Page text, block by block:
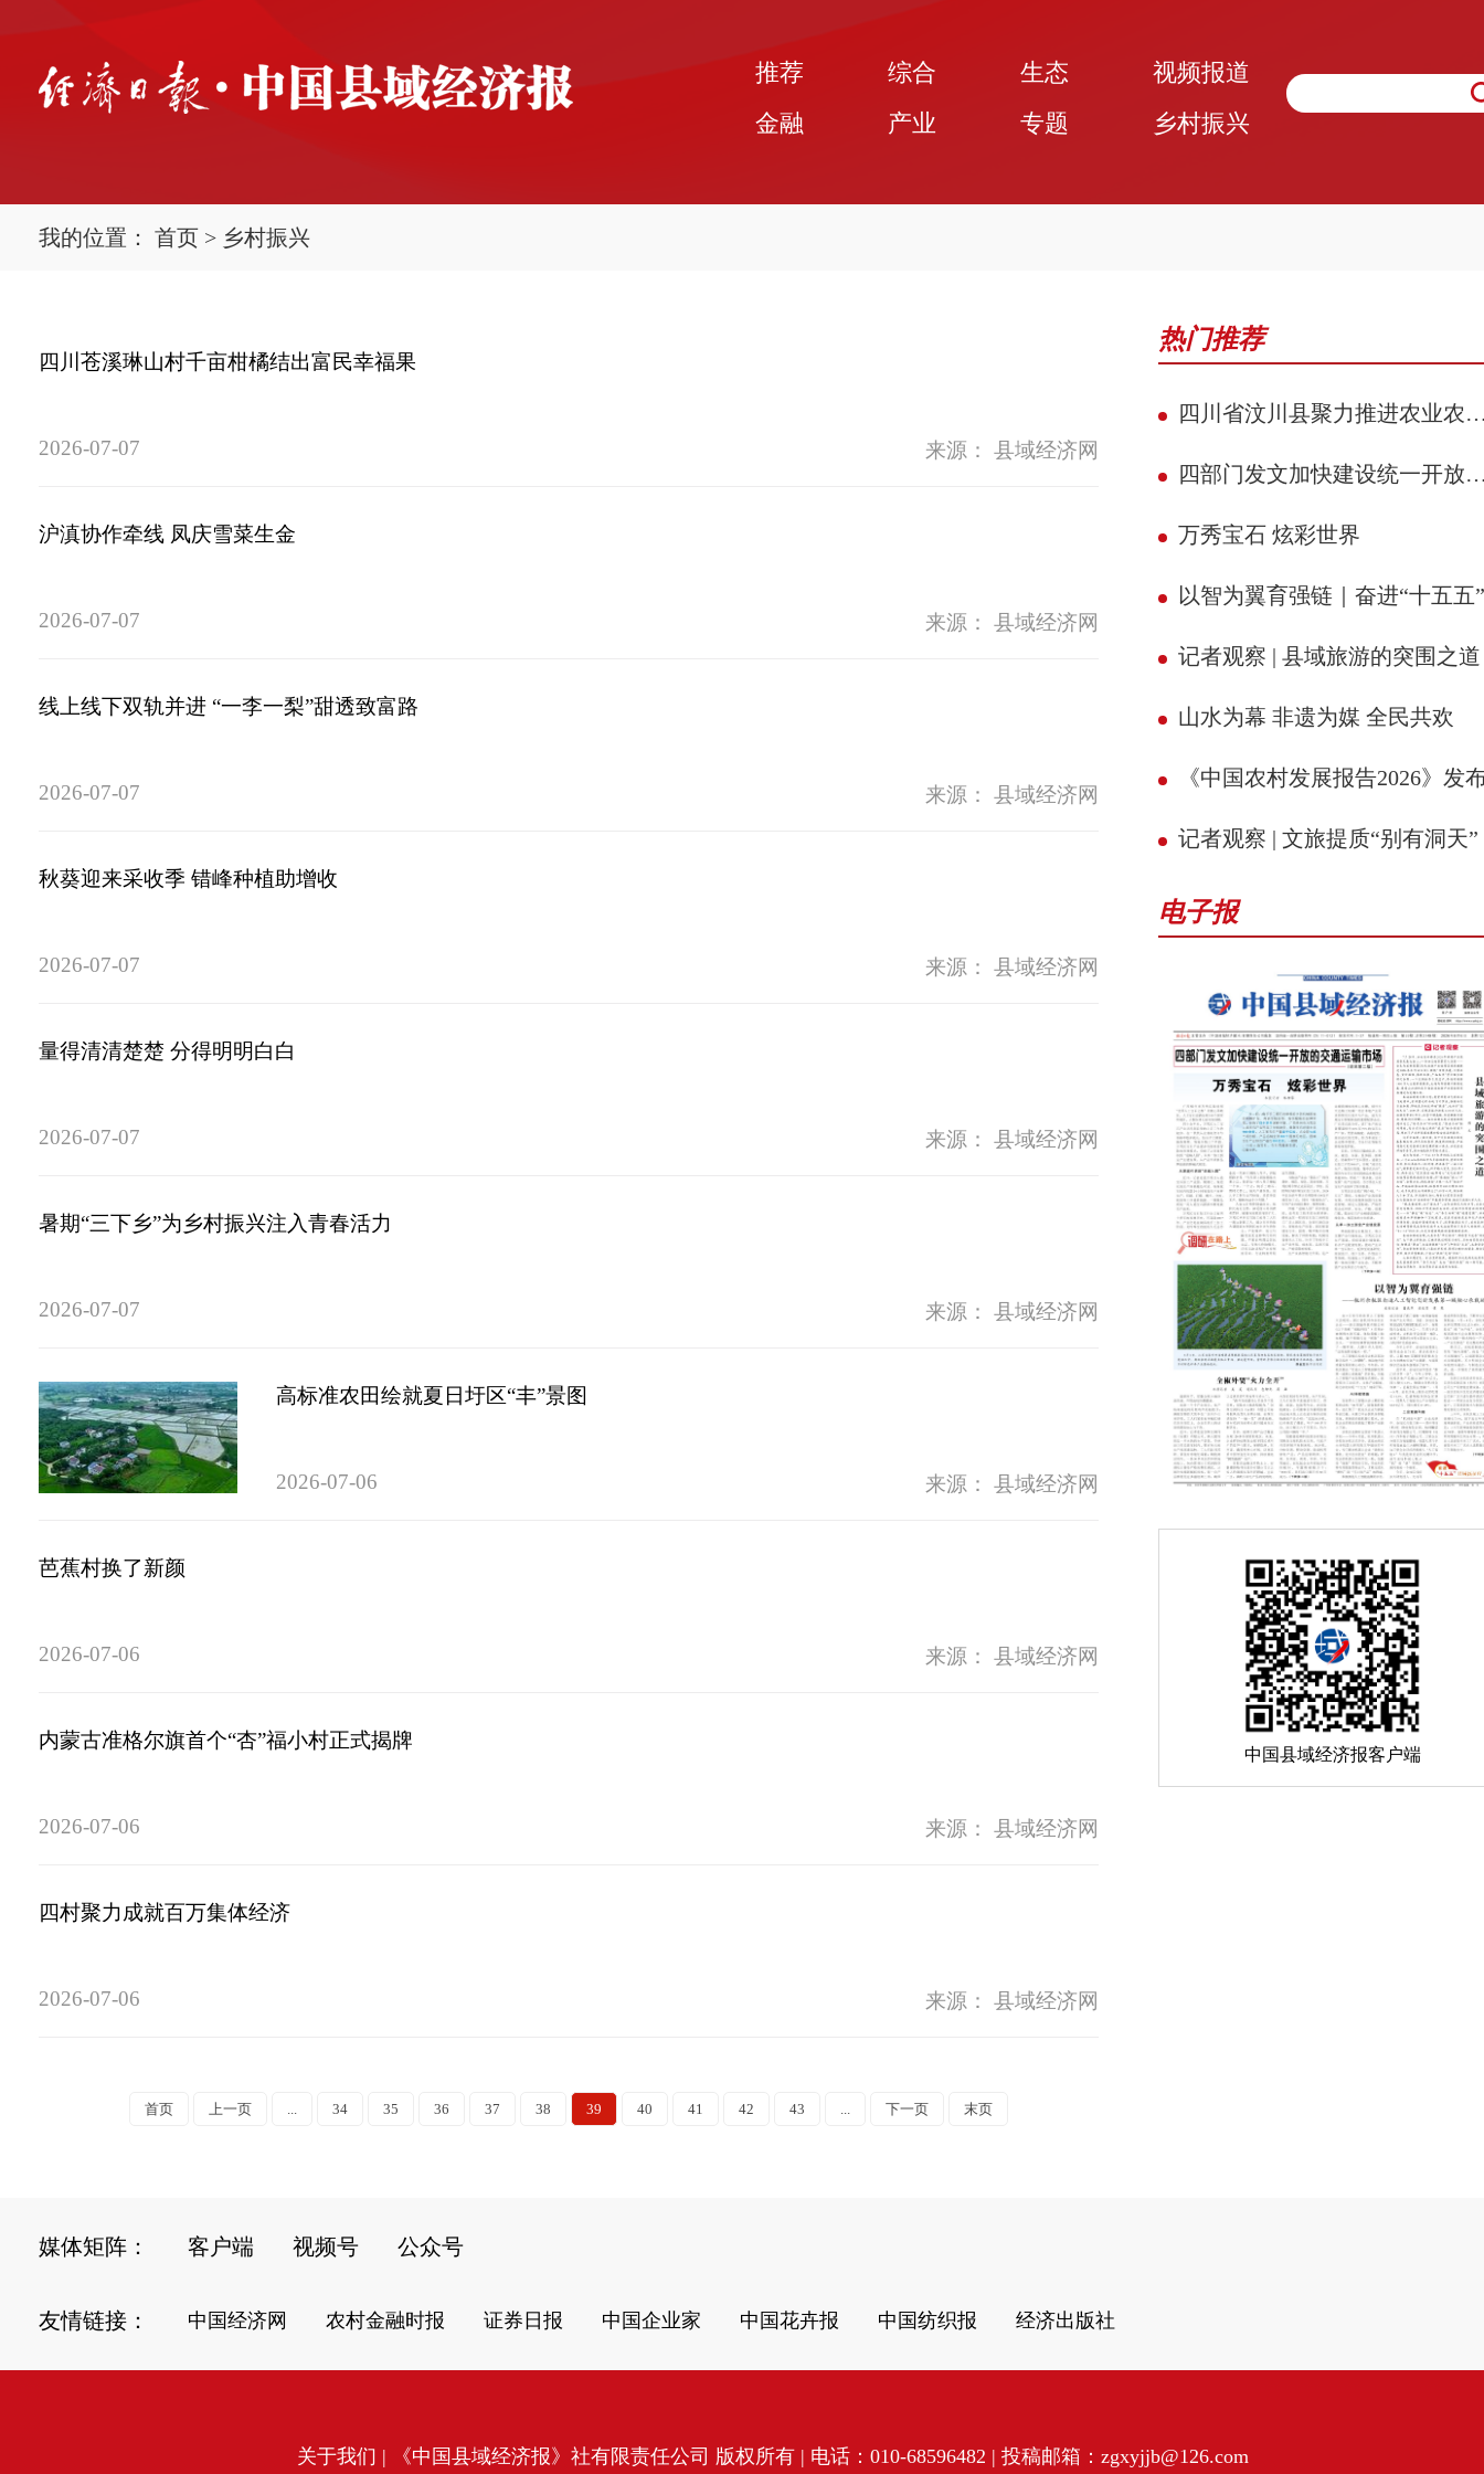
推荐 综合 生态
视频报道
金融
产业 专题 乡村振兴
我的位置： 首页 > 乡村振兴
四川苍溪琳山村千亩柑橘结出富民幸福果
2026-07-07 来源： 县域经济网
沪滇协作牵线 凤庆雪菜生金
2026-07-07 来源： 县域经济网
线上线下双轨并进 “一李一梨”甜透致富路
2026-07-07 来源： 县域经济网
秋葵迎来采收季 错峰种植助增收
2026-07-07 来源： 县域经济网
量得清清楚楚 分得明明白白
2026-07-07 来源： 县域经济网
暑期“三下乡”为乡村振兴注入青春活力
2026-07-07 来源： 县域经济网
高标准农田绘就夏日圩区“丰”景图
2026-07-06 来源： 县域经济网
芭蕉村换了新颜
2026-07-06 来源： 县域经济网
内蒙古准格尔旗首个“杏”福小村正式揭牌
2026-07-06 来源： 县域经济网
四村聚力成就百万集体经济
2026-07-06 来源： 县域经济网
首页 上一页 ... 34 35 36 37 38 39 40 41 42 43 ... 下一页 末页
热门推荐
四川省汶川县聚力推进农业农村现代化 赋能民族地区县域典范建设攻坚见效
四部门发文加快建设统一开放的交通运输市场
万秀宝石 炫彩世界
以智为翼育强链｜奋进“十五五” 县域新征程
记者观察 | 县域旅游的突围之道
山水为幕 非遗为媒 全民共欢
《中国农村发展报告2026》发
记者观察 | 文旅提质“别有洞天”
电子报
中国县域经济报客户端
媒体矩阵： 客户端 视频号 公众号
友情链接： 中国经济网 农村金融时报 证券日报 中国企业家 中国花卉报 中国纺织报 经济出版社
关于我们 | 《中国县域经济报》社有限责任公司 版权所有 | 电话：010-68596482 | 投稿邮箱：zgxyjjb@126.com